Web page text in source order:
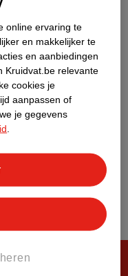
online ervaring te
en makkelijker te
en aanbiedingen
Kruidvat.be relevante
cookies je
aanpassen of
je gegevens